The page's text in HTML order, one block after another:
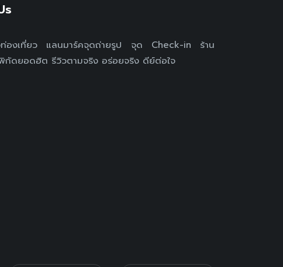
ท่องเที่ยว แลนมาร์คจุดถ่ายรูป จุด Check-in ร้าน
กัดยอดฮิต รีวิวตามจริง อร่อยจริง ดีย์ต่อใจ